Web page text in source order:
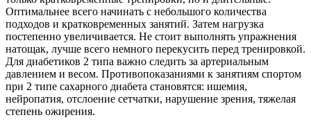
Оптимальнее всего начинать с небольшого количества
подходов и кратковременных занятий. Затем нагрузка
постепенно увеличивается. Не стоит выполнять упражнения
натощак, лучше всего немного перекусить перед тренировкой.
Для диабетиков 2 типа важно следить за артериальным
давлением и весом. Противопоказаниями к занятиям спортом
при 2 типе сахарного диабета становятся: ишемия,
нейропатия, отслоение сетчатки, нарушение зрения, тяжелая
степень ожирения.